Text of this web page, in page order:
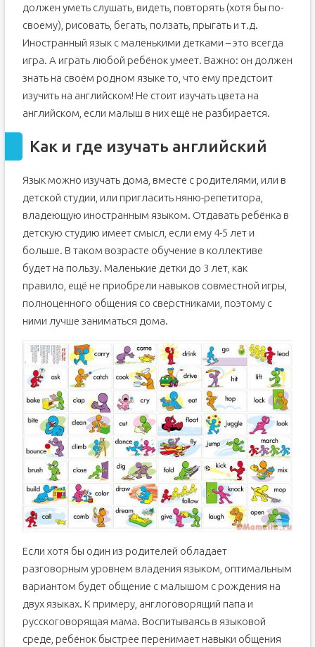
должен уметь слушать, видеть, повторять (хотя бы по-
своему), рисовать, бегать, ползать, прыгать и т.д.
Иностранный язык с маленькими детками – это всегда
игра. А играть любой ребёнок умеет. Важно: он должен
знать на своём родном языке то, что ему предстоит
изучить на английском! Не стоит изучать цвета на
английском, если малыш в них ещё не разбирается.
Как и где изучать английский
Язык можно изучать дома, вместе с родителями, или в
детской студии, или пригласить няню-репетитора,
владеющую иностранным языком. Отдавать ребёнка в
детскую студию имеет смысл, если ему 4-5 лет и
больше. В таком возрасте обучение в коллективе
будет на пользу. Маленькие детки до 3 лет, как
правило, ещё не приобрели навыков совместной игры,
полноценного общения со сверстниками, поэтому с
ними лучше заниматься дома.
Если хотя бы один из родителей обладает
разговорным уровнем владения языком, оптимальным
вариантом будет общение с малышом с рождения на
двух языках. К примеру, англоговорящий папа и
русскоговорящая мама. Воспитываясь в языковой
среде, ребёнок быстрее перенимает навыки общения